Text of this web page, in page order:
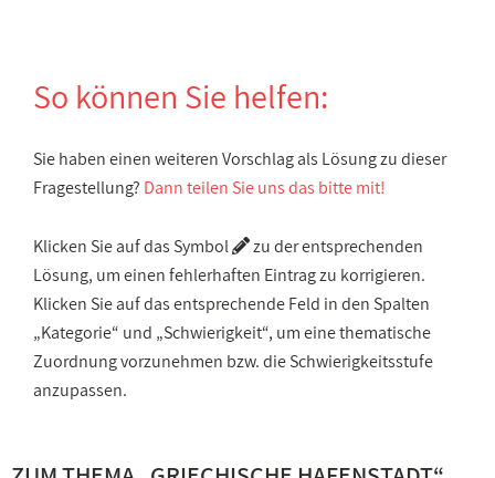
So können Sie helfen:
Sie haben einen weiteren Vorschlag als Lösung zu dieser
Fragestellung? Dann teilen Sie uns das bitte mit!
Klicken Sie auf das Symbol
zu der entsprechenden
Lösung, um einen fehlerhaften Eintrag zu korrigieren.
Klicken Sie auf das entsprechende Feld in den Spalten
„Kategorie“ und „Schwierigkeit“, um eine thematische
Zuordnung vorzunehmen bzw. die Schwierigkeitsstufe
anzupassen.